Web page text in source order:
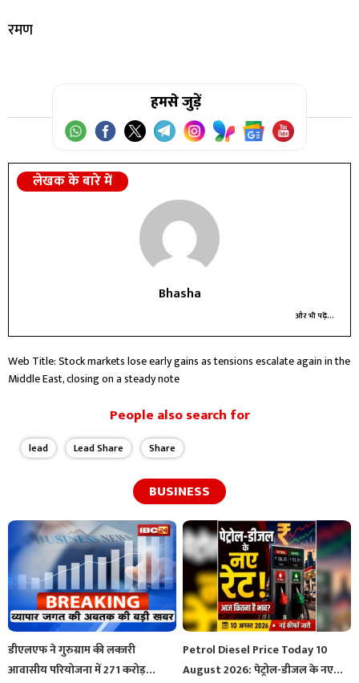
रमण
हमसे जुड़ें
लेखक के बारे में
Bhasha
और भी पढ़ें...
Web Title: Stock markets lose early gains as tensions escalate again in the
Middle East, closing on a steady note
People also search for
lead Lead Share Share
BUSINESS
डीएलएफ ने गुरुग्राम की लक्जरी
आवासीय परियोजना में 271 करोड़…
Petrol Diesel Price Today 10
August 2026: पेट्रोल-डीजल के नए…